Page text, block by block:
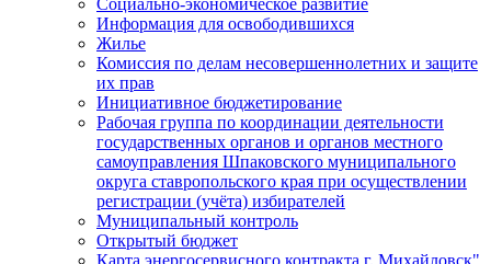
Социально-экономическое развитие
Информация для освободившихся
Жилье
Комиссия по делам несовершеннолетних и защите
их прав
Инициативное бюджетирование
Рабочая группа по координации деятельности
государственных органов и органов местного
самоуправления Шпаковского муниципального
округа ставропольского края при осуществлении
регистрации (учёта) избирателей
Муниципальный контроль
Открытый бюджет